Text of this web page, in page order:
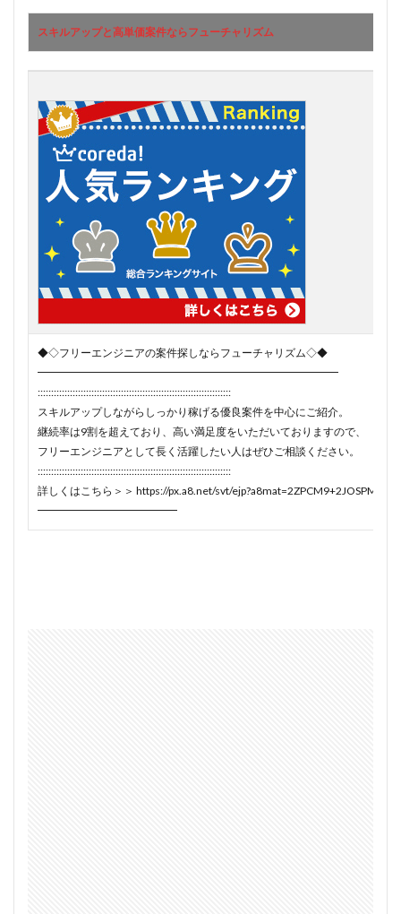
スキルアップと高単価案件ならフューチャリズム
◆◇フリーエンジニアの案件探しならフューチャリズム◇◆
━━━━━━━━━━━━━━━━━━━━━━━━━━━━
::::::::::::::::::::::::::::::::::::::::::::::::::::::::::::::::::::::::
スキルアップしながらしっかり稼げる優良案件を中心にご紹介。
継続率は9割を超えており、高い満足度をいただいておりますので、
フリーエンジニアとして長く活躍したい人はぜひご相談ください。
詳しくはこちら＞＞ https://px.a8.net/svt/
━━━━━━━━━━━━━